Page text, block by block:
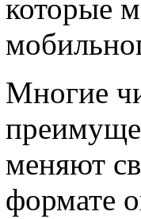
которые
Многие
меняют
формате